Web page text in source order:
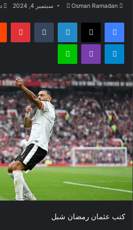
Osman Ramadan
أرسل
إلكترونيا
سبتمبر 4, 2024
فيسبوك ‫X لينكدإن
تيلقرام ڤايبر لاين
كتب عثمان رمضان شبل